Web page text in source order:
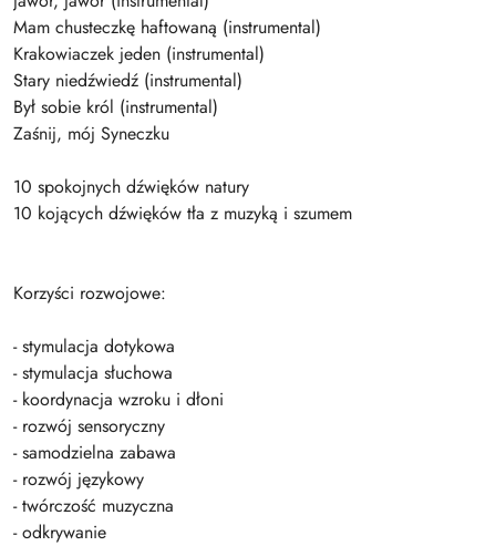
Mam chusteczkę haftowaną (instrumental)
Krakowiaczek jeden (instrumental)
Stary niedźwiedź (instrumental)
Był sobie król (instrumental)
Zaśnij, mój Syneczku
10 spokojnych dźwięków natury
10 kojących dźwięków tła z muzyką i szumem
Korzyści rozwojowe:
- stymulacja dotykowa
- stymulacja słuchowa
- koordynacja wzroku i dłoni
- rozwój sensoryczny
- samodzielna zabawa
- rozwój językowy
- twórczość muzyczna
- odkrywanie